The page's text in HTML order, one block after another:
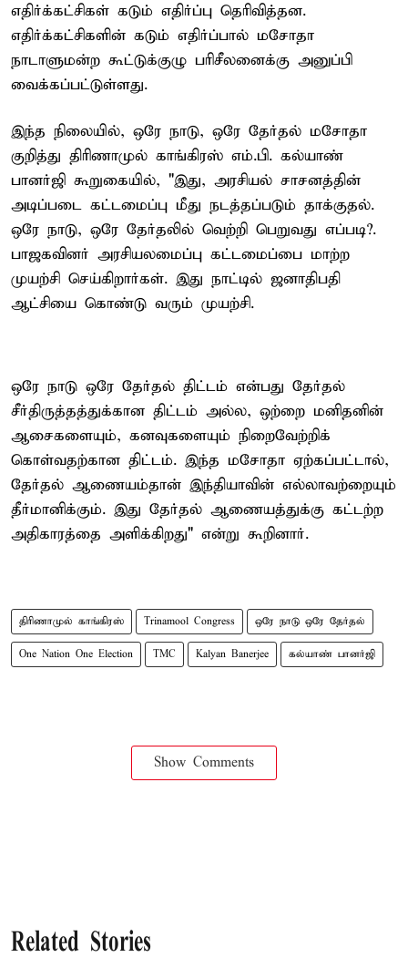
எதிர்க்கட்சிகள் கடும் எதிர்ப்பு தெரிவித்தன.
எதிர்க்கட்சிகளின் கடும் எதிர்ப்பால் மசோதா
நாடாளுமன்ற கூட்டுக்குழு பரிசீலனைக்கு அனுப்பி
வைக்கப்பட்டுள்ளது.
இந்த நிலையில், ஒரே நாடு, ஒரே தேர்தல் மசோதா
குறித்து திரிணாமுல் காங்கிரஸ் எம்.பி. கல்யாண்
பானர்ஜி கூறுகையில், "இது, அரசியல் சாசனத்தின்
அடிப்படை கட்டமைப்பு மீது நடத்தப்படும் தாக்குதல்.
ஒரே நாடு, ஒரே தேர்தலில் வெற்றி பெறுவது எப்படி?.
பாஜகவினர் அரசியலமைப்பு கட்டமைப்பை மாற்ற
முயற்சி செய்கிறார்கள். இது நாட்டில் ஜனாதிபதி
ஆட்சியை கொண்டு வரும் முயற்சி.
ஒரே நாடு ஒரே தேர்தல் திட்டம் என்பது தேர்தல்
சீர்திருத்தத்துக்கான திட்டம் அல்ல, ஒற்றை மனிதனின்
ஆசைகளையும், கனவுகளையும் நிறைவேற்றிக்
கொள்வதற்கான திட்டம். இந்த மசோதா ஏற்கப்பட்டால்,
தேர்தல் ஆணையம்தான் இந்தியாவின் எல்லாவற்றையும்
தீர்மானிக்கும். இது தேர்தல் ஆணையத்துக்கு கட்டற்ற
அதிகாரத்தை அளிக்கிறது" என்று கூறினார்.
திரிணாமுல் காங்கிரஸ் Trinamool Congress ஒரே நாடு ஒரே தேர்தல்
One Nation One Election TMC Kalyan Banerjee கல்யாண் பானர்ஜி
Show Comments
Related Stories